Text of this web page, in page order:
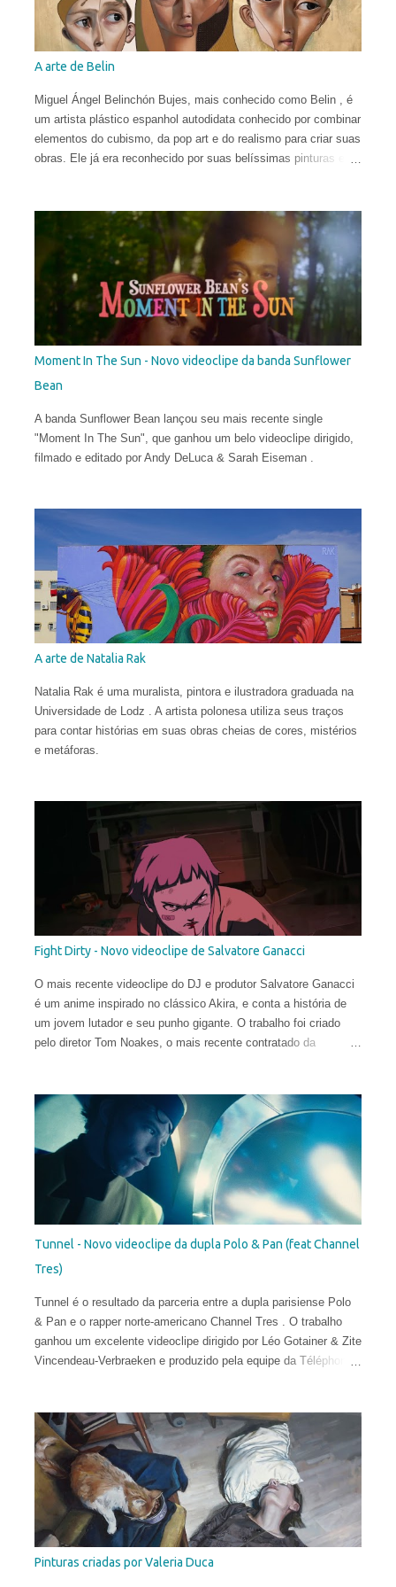
A arte de Belin
Miguel Ángel Belinchón Bujes, mais conhecido como Belin , é
um artista plástico espanhol autodidata conhecido por combinar
elementos do cubismo, da pop art e do realismo para criar suas
obras. Ele já era reconhecido por suas belíssimas pinturas e
partir de técnicas de spray, viraram referência no mundo
eclético da arte. Porém, em sua fase atual, quebrar as regras
da proporção é sua maior fonte de inspiração e isso o leva a
explorar uma arte mais subjetiva. Belin gosta de definir esse
experimento como "pós-neo-cubismo".
Moment In The Sun - Novo videoclipe da banda Sunflower
Bean
A banda Sunflower Bean lançou seu mais recente single
"Moment In The Sun", que ganhou um belo videoclipe dirigido,
filmado e editado por Andy DeLuca & Sarah Eiseman .
A arte de Natalia Rak
Natalia Rak é uma muralista, pintora e ilustradora graduada na
Universidade de Lodz . A artista polonesa utiliza seus traços
para contar histórias em suas obras cheias de cores, mistérios
e metáforas.
Fight Dirty - Novo videoclipe de Salvatore Ganacci
O mais recente videoclipe do DJ e produtor Salvatore Ganacci
é um anime inspirado no clássico Akira, e conta a história de
um jovem lutador e seu punho gigante. O trabalho foi criado
pelo diretor Tom Noakes, o mais recente contratado da
Trub Animation.
Tunnel - Novo videoclipe da dupla Polo & Pan (feat Channel
Tres)
Tunnel é o resultado da parceria entre a dupla parisiense Polo
& Pan e o rapper norte-americano Channel Tres . O trabalho
ganhou um excelente videoclipe dirigido por Léo Gotainer & Zite
Vincendeau-Verbraeken e produzido pela equipe da Téléphone
Pinturas criadas por Valeria Duca